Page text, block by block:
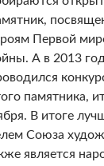
Первой
А в 2013
памятника,
В итоге
Союза
является